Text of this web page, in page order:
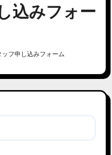
込みフォー
ッフ申し込みフォーム